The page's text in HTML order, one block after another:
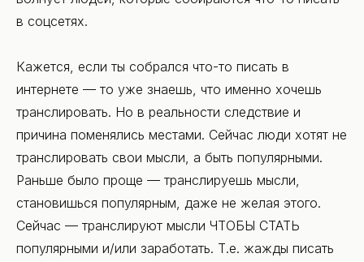
в соцсетях.
Кажется, если ты собрался что-то писать в
интернете — то уже знаешь, что именно хочешь
транслировать. Но в реальности следствие и
причина поменялись местами. Сейчас люди хотят не
транслировать свои мысли, а быть популярными.
Раньше было проще — транслируешь мысли,
становишься популярным, даже не желая этого.
Сейчас — транслируют мысли ЧТОБЫ СТАТЬ
популярными и/или заработать. Т.е. жажды писать